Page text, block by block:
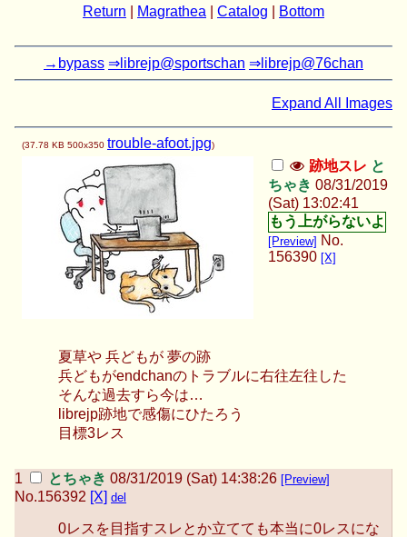
Return Magrathea Catalog Bottom
→bypass ⇒librejp@sportschan ⇒librejp@76chan
Expand All Images
(37.78 KB 500x350 trouble-afoot.jpg)
跡地スレ と
ちゃき 08/31/2019
(Sat) 13:02:41
[Preview] No.
156390 [X]
夏草や 兵どもが 夢の跡
兵どもがendchanのトラブルに右往左往した
そんな過去すら今は…
librejp跡地で感傷にひたろう
目標3レス
とちゃき 08/31/2019 (Sat) 14:38:26 [Preview]
No.156392 [X] del
0レスを目指すスレとか立てても本当に0レスにな